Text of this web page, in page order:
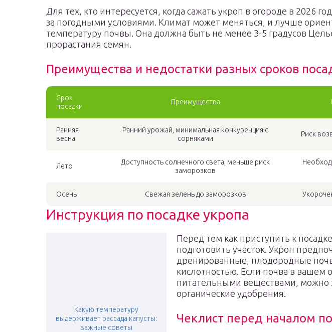
Для тех, кто интересуется, когда сажать укроп в огороде в 2026
за погодными условиями. Климат может меняться, и лучше
температуру почвы. Она должна быть не менее 3-5 градусов
прорастания семян.
Преимущества и недостатки разных сроков
Срок
посадки
Преимущества
Ранняя
весна
Ранний урожай, минимальная конкуренция с
сорняками
Риск
Лето
Доступность солнечного света, меньше риск
заморозков
Осень Свежая зелень до заморозков
Инструкция по посадке укропа
Какую температуру
выдерживает рассада капусты:
важные советы
Перед тем как приступить к
подготовить участок. Укроп
дренированные, плодородные
кислотностью. Если почва в вашем
питательными веществами, можно
органические удобрения.
Чеклист перед началом